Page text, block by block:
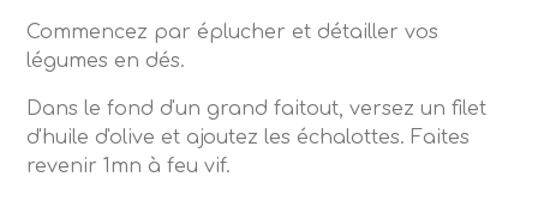
Commencez par éplucher et détailler vos
légumes en dés.
Dans le fond d'un grand faitout, versez un filet
d'huile d'olive et ajoutez les échalottes. Faites
revenir 1mn à feu vif.